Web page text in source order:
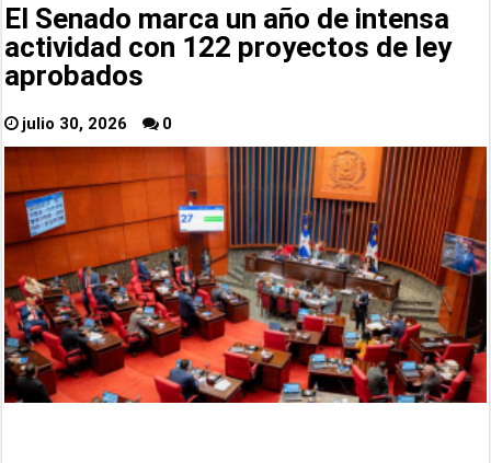
El Senado marca un año de intensa
actividad con 122 proyectos de ley
aprobados
julio 30, 2026 0